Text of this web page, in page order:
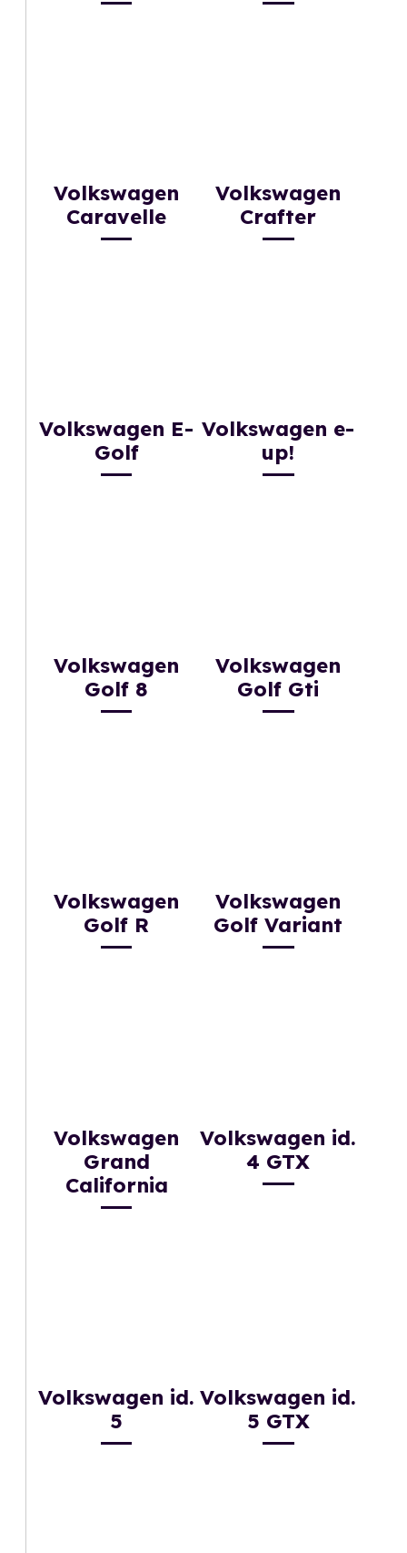
Volkswagen
Caravelle
Volkswagen
Crafter
Volkswagen E-
Golf
Volkswagen e-
up!
Volkswagen
Golf 8
Volkswagen
Golf Gti
Volkswagen
Golf R
Volkswagen
Golf Variant
Volkswagen
Grand
California
Volkswagen id.
4 GTX
Volkswagen id.
5
Volkswagen id.
5 GTX